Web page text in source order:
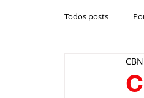
Todos posts